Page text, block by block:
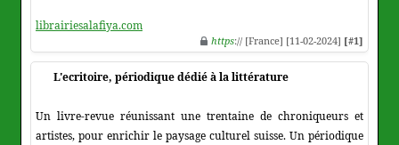
librairiesalafiya.com
https:// [France] [11-02-2024] [#1]
L'ecritoire, périodique dédié à la littérature
Un livre-revue réunissant une trentaine de chroniqueurs et
artistes, pour enrichir le paysage culturel suisse. Un périodique